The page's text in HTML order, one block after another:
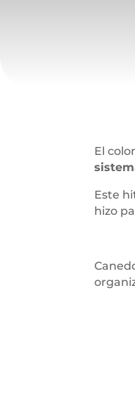
El
Este
hizo